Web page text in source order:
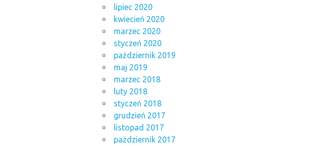
lipiec 2020
kwiecień 2020
marzec 2020
styczeń 2020
październik 2019
maj 2019
marzec 2018
luty 2018
styczeń 2018
grudzień 2017
listopad 2017
październik 2017